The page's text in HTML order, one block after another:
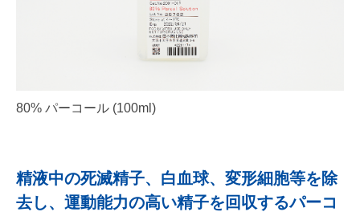
80% パーコール (100ml)
精液中の死滅精子、白血球、変形細胞等を除
去し、運動能力の高い精子を回収するパーコ